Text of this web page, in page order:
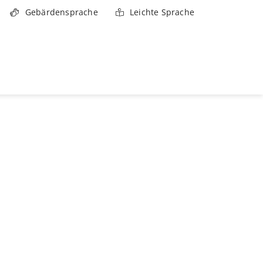
Gebärdensprache Leichte Sprache